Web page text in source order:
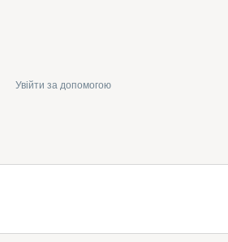
Увійти за допомогою